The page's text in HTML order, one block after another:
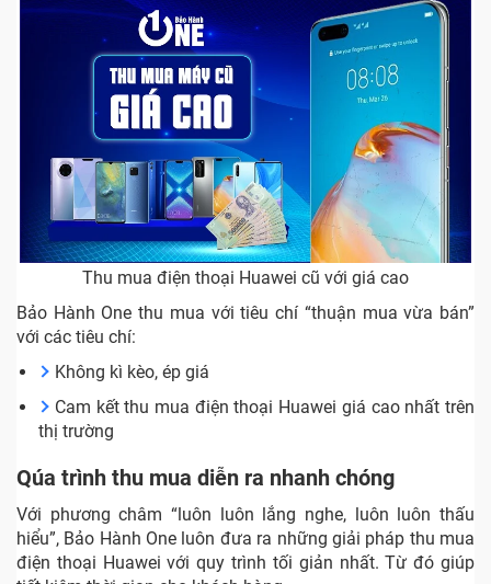
Thu mua điện thoại Huawei cũ với giá cao
Bảo Hành One thu mua với tiêu chí “thuận mua vừa bán”
với các tiêu chí:
Không kì kèo, ép giá
Cam kết thu mua điện thoại Huawei giá cao nhất trên
thị trường
Qúa trình thu mua diễn ra nhanh chóng
Với phương châm “luôn luôn lắng nghe, luôn luôn thấu
hiểu”, Bảo Hành One luôn đưa ra những giải pháp thu mua
điện thoại Huawei với quy trình tối giản nhất. Từ đó giúp